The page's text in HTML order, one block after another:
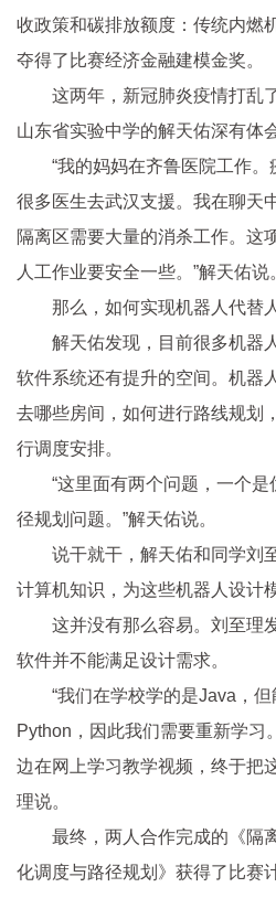
收政策和碳排放额度：传统内燃
夺得了比赛经济金融建模金奖。
这两年， 新冠肺炎疫情打乱
山东省实验中学的解天佑深有体会
“我的妈妈在齐鲁医院工作。
很多医生去武汉支援。我在聊天
隔离区需要大量的消杀工作。这
人工作业要安全一些。”解天佑说
那么，如何实现机器人代替
解天佑发现，目前很多机器
软件系统还有提升的空间。机器
去哪些房间，如何进行路线规划
行调度安排。
“这里面有两个问题，一个
径规划问题。”解天佑说。
说干就干，解天佑和同学刘
计算机知识，为这些机器人设计
这并没有那么容易。刘至理
软件并不能满足设计需求。
“我们在学校学的是Java，
Python，因此我们需要重新学习
边在网上学习教学视频，终于把
理说。
最终，两人合作完成的《隔
化调度与路径规划》获得了比赛